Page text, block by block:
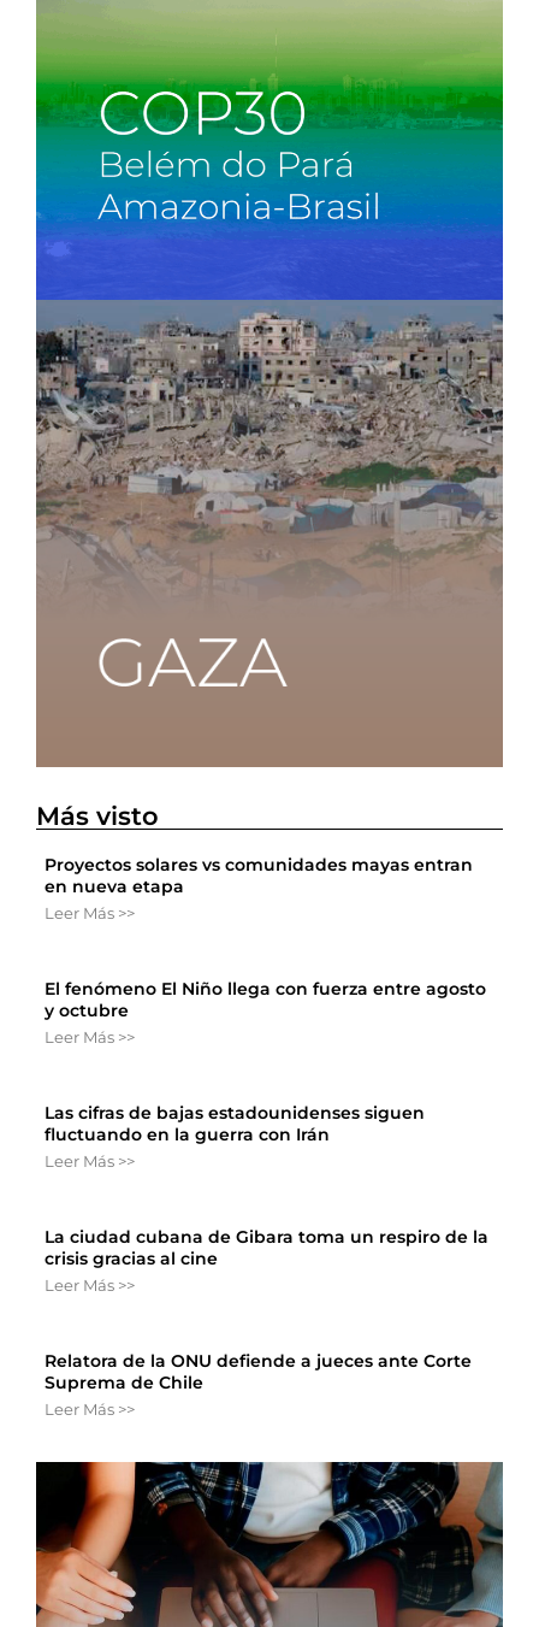
Más visto
Proyectos solares vs comunidades mayas entran
en nueva etapa
Leer Más >>
El fenómeno El Niño llega con fuerza entre agosto
y octubre
Leer Más >>
Las cifras de bajas estadounidenses siguen
fluctuando en la guerra con Irán
Leer Más >>
La ciudad cubana de Gibara toma un respiro de la
crisis gracias al cine
Leer Más >>
Relatora de la ONU defiende a jueces ante Corte
Suprema de Chile
Leer Más >>